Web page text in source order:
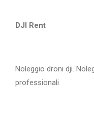
DJI Rent
Noleggio droni dji.
professionali